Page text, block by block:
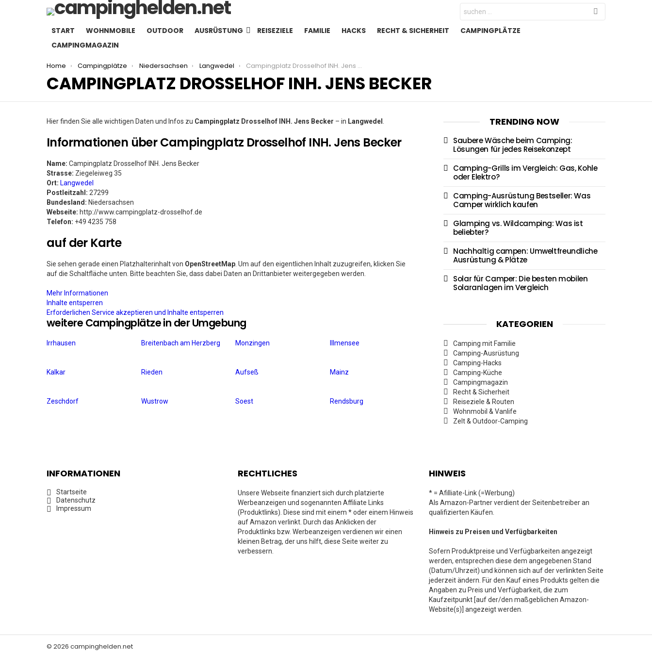
Search
for:
START WOHNMOBILE OUTDOOR AUSRÜSTUNG REISEZIELE FAMILIE HACKS RECHT & SICHERHEIT
CAMPINGPLÄTZE
CAMPINGMAGAZIN
You are here:
Home Campingplätze Niedersachsen Langwedel Campingplatz Drosselhof INH. Jens Becker
CAMPINGPLATZ DROSSELHOF INH. JENS BECKER
Hier finden Sie alle wichtigen Daten und Infos zu Campingplatz Drosselhof INH. Jens Becker – in Langwedel
Informationen über Campingplatz Drosselhof INH. Jens Becker
Name: Campingplatz Drosselhof INH. Jens Becker
Strasse: Ziegeleiweg 35
Ort: Langwedel
Postleitzahl: 27299
Bundesland: Niedersachsen
Webseite: http://www.campingplatz-drosselhof.de
Telefon: +49 4235 758
auf der Karte
Sie sehen gerade einen Platzhalterinhalt von OpenStreetMap . Um auf den eigentlichen Inhalt zuzugreifen, klicken Sie
auf die Schaltfläche unten. Bitte beachten Sie, dass dabei Daten an Drittanbieter weitergegeben werden.
Mehr Informationen
Inhalte entsperren
Erforderlichen Service akzeptieren und Inhalte entsperren
weitere Campingplätze in der Umgebung
Irrhausen Breitenbach am Herzberg Monzingen Illmensee
Kalkar Rieden Aufseß Mainz
Zeschdorf Wustrow Soest Rendsburg
TRENDING NOW
Saubere Wäsche beim Camping:
Lösungen für jedes Reisekonzept
Camping-Grills im Vergleich: Gas, Kohle
oder Elektro?
Camping-Ausrüstung Bestseller: Was
Camper wirklich kaufen
Glamping vs. Wildcamping: Was ist
beliebter?
Nachhaltig campen: Umweltfreundliche
Ausrüstung & Plätze
Solar für Camper: Die besten mobilen
Solaranlagen im Vergleich
KATEGORIEN
Camping mit Familie
Camping-Ausrüstung
Camping-Hacks
Camping-Küche
Campingmagazin
Recht & Sicherheit
Reiseziele & Routen
Wohnmobil & Vanlife
Zelt & Outdoor-Camping
INFORMATIONEN
Startseite
Datenschutz
Impressum
RECHTLICHES
Unsere Webseite finanziert sich durch platzierte
Werbeanzeigen und sogenannten Affiliate Links
(Produktlinks). Diese sind mit einem * oder einem Hinweis
auf Amazon verlinkt. Durch das Anklicken der
Produktlinks bzw. Werbeanzeigen verdienen wir einen
kleinen Betrag, der uns hilft, diese Seite weiter zu
verbessern.
HINWEIS
* = Afilliate-Link (=Werbung)
Als Amazon-Partner verdient der Seitenbetreiber an
qualifizierten Käufen.
Hinweis zu Preisen und Verfügbarkeiten
Sofern Produktpreise und Verfügbarkeiten angezeigt
werden, entsprechen diese dem angegebenen Stand
(Datum/Uhrzeit) und können sich auf der verlinkten Seite
jederzeit ändern. Für den Kauf eines Produkts gelten die
Angaben zu Preis und Verfügbarkeit, die zum
Kaufzeitpunkt [auf der/den maßgeblichen Amazon-
Website(s)] angezeigt werden.
© 2026 campinghelden.net